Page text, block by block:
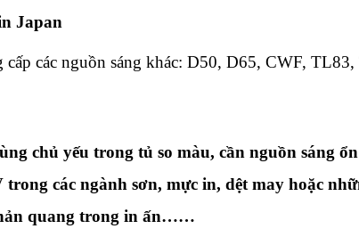
Japan
các nguồn sáng khác: D50, D65, CWF,
chủ yếu trong tủ so màu, cần nguồn sáng
các ngành sơn, mực in, dệt may hoặc
quang trong in ấn……